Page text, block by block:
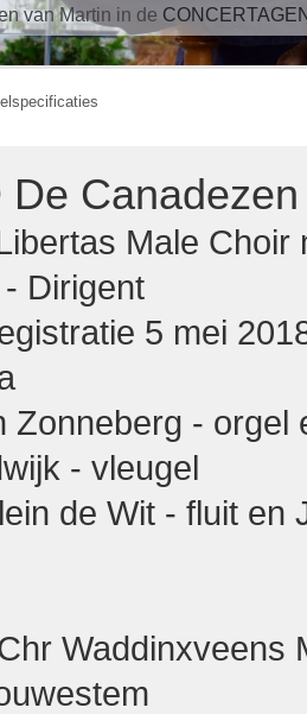
van Martin in de
De
Male Choir
Dirigent
5 mei
Zonneberg - orgel
- vleugel
de Wit - fluit en
Waddinxveens